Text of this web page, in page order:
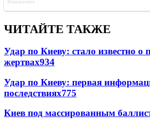
ЧИТАЙТЕ ТАКЖЕ
Удар по Киеву: стало известно о
жертвах934
Удар по Киеву: первая
последствиях775
Киев под массированным